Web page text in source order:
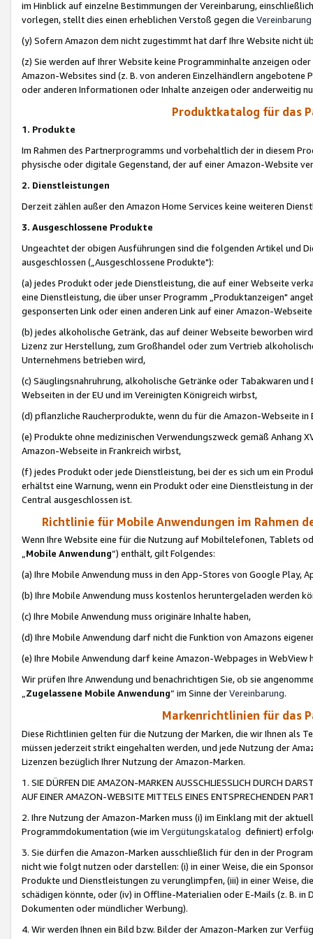
im Hinblick auf einzelne Bestimmungen der Vereinbarung,
vorlegen, stellt dies einen erheblichen Verstoß gegen die Vereinbarung
(y) Sofern Amazon dem nicht zugestimmt hat darf Ihre Website nicht
(z) Sie werden auf Ihrer Website keine Programminhalte anzeigen
Amazon-Websites sind (z. B. von anderen Einzelhändlern
oder anderen Informationen oder Inhalte anzeigen oder anderweitig
Produktkatalog für das
1. Produkte
Im Rahmen des Partnerprogramms und vorbehaltlich der in diesem
physische oder digitale Gegenstand, der auf einer Amazon-Website
2. Dienstleistungen
Derzeit zählen außer den Amazon Home Services keine weiteren
3. Ausgeschlossene Produkte
Ungeachtet der obigen Ausführungen sind die folgenden Artikel und
ausgeschlossen („Ausgeschlossene Produkte"):
(a) jedes Produkt oder jede Dienstleistung, die auf einer Webseite
eine Dienstleistung, die über unser Programm „Produktanzeigen"
gesponserten Link oder einen anderen Link auf einer Amazon-
(b) jedes alkoholische Getränk, das auf deiner Webseite beworben
Lizenz zur Herstellung, zum Großhandel oder zum Vertrieb
Unternehmens betrieben wird,
(c) Säuglingsnahruhrung, alkoholische Getränke oder Tabakwaren
Webseiten in der EU und im Vereinigten Königreich wirbst,
(d) pflanzliche Raucherprodukte, wenn du für die Amazon-Webseite in
(e) Produkte ohne medizinischen Verwendungszweck gemäß Anhang
Amazon-Webseite in Frankreich wirbst,
(f) jedes Produkt oder jede Dienstleistung, bei der es sich um ein
erhältst eine Warnung, wenn ein Produkt oder eine Dienstleistung in
Central ausgeschlossen ist.
Richtlinie für Mobile Anwendungen im Rahmen
Wenn Ihre Website eine für die Nutzung auf Mobiltelefonen, Tablets
„Mobile Anwendung“) enthält, gilt Folgendes:
(a) Ihre Mobile Anwendung muss in den App-Stores von Google Play,
(b) Ihre Mobile Anwendung muss kostenlos heruntergeladen werden
(c) Ihre Mobile Anwendung muss originäre Inhalte haben,
(d) Ihre Mobile Anwendung darf nicht die Funktion von Amazons
(e) Ihre Mobile Anwendung darf keine Amazon-Webpages in WebView
Wir prüfen Ihre Anwendung und benachrichtigen Sie, ob sie
„Zugelassene Mobile Anwendung“ im Sinne derVereinbarung.
Markenrichtlinien für das
Diese Richtlinien gelten für die Nutzung der Marken, die wir Ihnen als
müssen jederzeit strikt eingehalten werden, und jede Nutzung der
Lizenzen bezüglich Ihrer Nutzung der Amazon-Marken.
1. SIE DÜRFEN DIE AMAZON-MARKEN AUSSCHLIESSLICH DURCH
AUF EINER AMAZON-WEBSITE MITTELS EINES ENTSPRECHENDEN
2. Ihre Nutzung der Amazon-Marken muss (i) im Einklang mit der
Programmdokumentation (wie im Vergütungskatalog definiert)
3. Sie dürfen die Amazon-Marken ausschließlich für den in der
nicht wie folgt nutzen oder darstellen: (i) in einer Weise, die ein
Produkte und Dienstleistungen zu verunglimpfen, (iii) in einer Weise,
schädigen könnte, oder (iv) in Offline-Materialien oder E-Mails (z. B. in
Dokumenten oder mündlicher Werbung).
4. Wir werden Ihnen ein Bild bzw. Bilder der Amazon-Marken zur